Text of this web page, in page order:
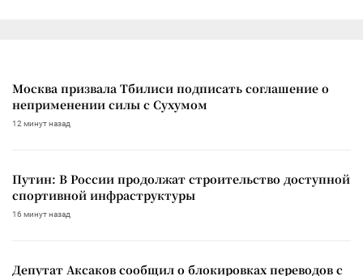
Москва призвала Тбилиси подписать соглашение о
неприменении силы с Сухумом
12 минут назад
Путин: В России продолжат строительство доступной
спортивной инфраструктуры
16 минут назад
Депутат Аксаков сообщил о блокировках переводов с